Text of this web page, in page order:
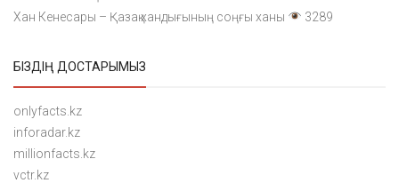
Хан Кенесары – Қазақ хандығының соңғы ханы
3289
БІЗДІҢ ДОСТАРЫМЫЗ
onlyfacts.kz
inforadar.kz
millionfacts.kz
vctr.kz